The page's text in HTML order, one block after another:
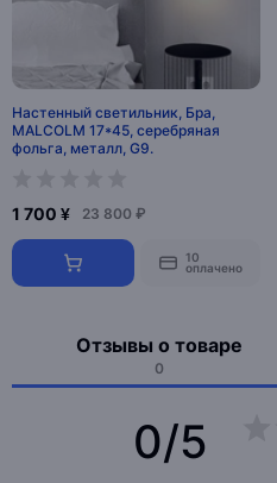
Настенный светильник, Бра,
MALCOLM 17*45, серебряная
фольга, металл, G9.
1 700 ¥ 23 800 ₽
10
оплачено
Отзывы о товаре
0
0/5